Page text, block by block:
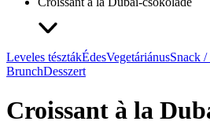
Leveles tésztákÉdesVegetáriánusSnack
BrunchDesszert
Croissant à la